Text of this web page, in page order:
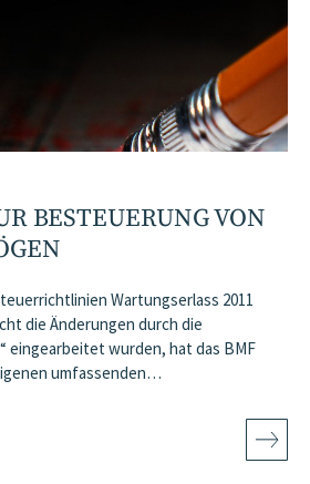
BESTEUERUNG VON
Wartungserlass 2011
die Änderungen durch die
eingearbeitet wurden, hat das BMF
umfassenden…